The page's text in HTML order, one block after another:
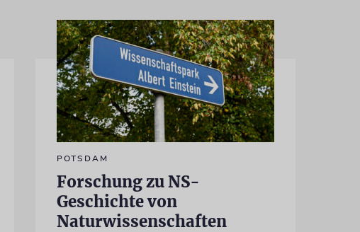
POTSDAM
Forschung zu NS-
Geschichte von
Naturwissenschaften